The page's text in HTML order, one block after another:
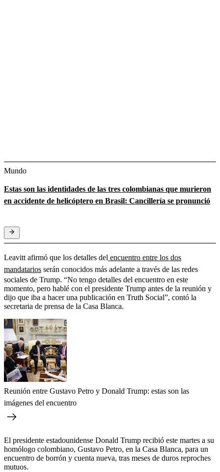
Mundo
Estas son las identidades de las tres colombianas que murieron
en accidente de helicóptero en Brasil: Cancillería se pronunció
Leavitt afirmó que los detalles del encuentro entre los dos
mandatarios serán conocidos más adelante a través de las redes
sociales de Trump. “No tengo detalles del encuentro en este
momento, pero hablé con el presidente Trump antes de la reunión y
dijo que iba a hacer una publicación en Truth Social”, contó la
secretaria de prensa de la Casa Blanca.
Reunión entre Gustavo Petro y Donald Trump: estas son las
imágenes del encuentro
El presidente estadounidense Donald Trump recibió este martes a su
homólogo colombiano, Gustavo Petro, en la Casa Blanca, para un
encuentro de borrón y cuenta nueva, tras meses de duros reproches
mutuos.